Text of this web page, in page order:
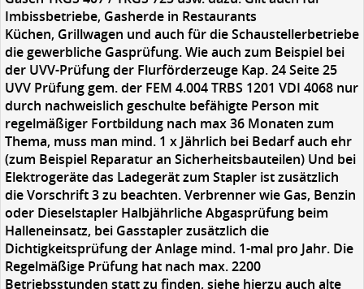
Imbissbetriebe, Gasherde in Restaurants
Küchen, Grillwagen und auch für die Schaustellerbetriebe
die gewerbliche Gasprüfung. Wie auch zum Beispiel bei
der UVV-Prüfung der Flurförderzeuge Kap. 24 Seite 25
UVV Prüfung gem. der FEM 4.004 TRBS 1201 VDI 4068 nur
durch nachweislich geschulte befähigte Person mit
regelmäßiger Fortbildung nach max 36 Monaten zum
Thema, muss man mind. 1 x Jährlich bei Bedarf auch ehr
(zum Beispiel Reparatur an Sicherheitsbauteilen) Und bei
Elektrogeräte das Ladegerät zum Stapler ist zusätzlich
die Vorschrift 3 zu beachten. Verbrenner wie Gas, Benzin
oder Dieselstapler Halbjährliche Abgasprüfung beim
Halleneinsatz, bei Gasstapler zusätzlich die
Dichtigkeitsprüfung der Anlage mind. 1-mal pro Jahr. Die
Regelmäßige Prüfung hat nach max. 2200
Betriebsstunden statt zu finden, siehe hierzu auch alte